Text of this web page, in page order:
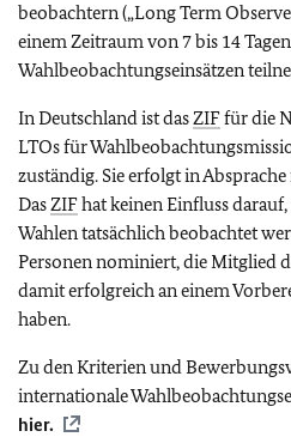
beobachtern („Long Term
einem Zeitraum von 7 bis 14
Wahlbeobachtungseinsätzen
In Deutschland ist dasZIFfür die
LTOs für
zuständig. Sie erfolgt in
DasZIFhat keinen Einfluss
Wahlen tatsächlich beobachtet
Personen nominiert, die Mitglied
damit erfolgreich an einem
haben.
Zu den Kriterien und
internationale
hier.